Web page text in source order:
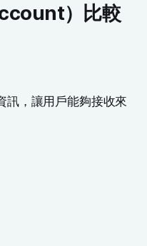
）比較
訊，讓用戶能夠接收來